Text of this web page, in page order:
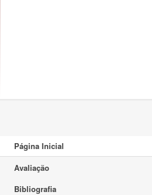
Página Inicial
Avaliação
Bibliografia